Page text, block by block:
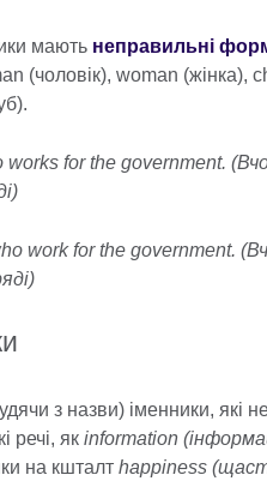
мають неправильні
(чоловік), woman (жінка),
for the government.
work for the government.
з назви) іменники,
речі, як information
на кшталт happiness